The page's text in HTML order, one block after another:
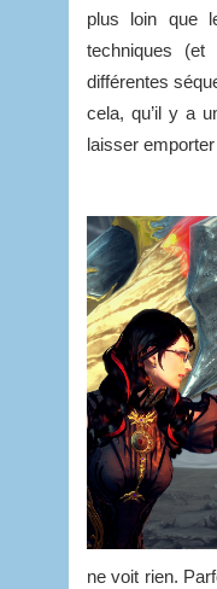
plus loin que
techniques (et
différentes
cela, qu’il y a
laisser
ne voit rien.